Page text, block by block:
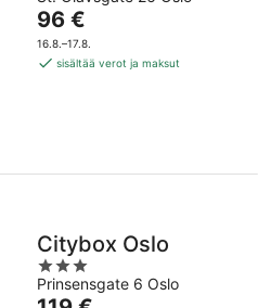
of
5
Hinta
on
96 €
96 €
16.8.–17.8.
sisältää verot ja maksut
Citybox Oslo
3
out
Prinsensgate 6 Oslo
Hinta